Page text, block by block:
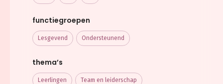
functiegroepen
Lesgevend Ondersteunend
thema’s
Leerlingen Team en leiderschap